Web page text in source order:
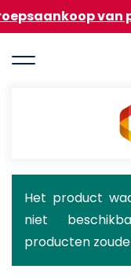
Overslaan
en
de
van pellets|ℹ️
Groupasol
Het product
niet
producten